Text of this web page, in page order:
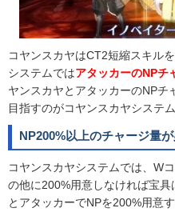
コヤンスカヤはCT2短縮スキル
システムではアタッカーのNPチ
ヤンスカヤとアタッカーのNPチ
目指すのがコヤンスカヤシステム
NP200%以上のチャージ量
コヤンスカヤシステムでは、W
の他に200%用意しなければ宝
とアタッカーでNPを200%用意す